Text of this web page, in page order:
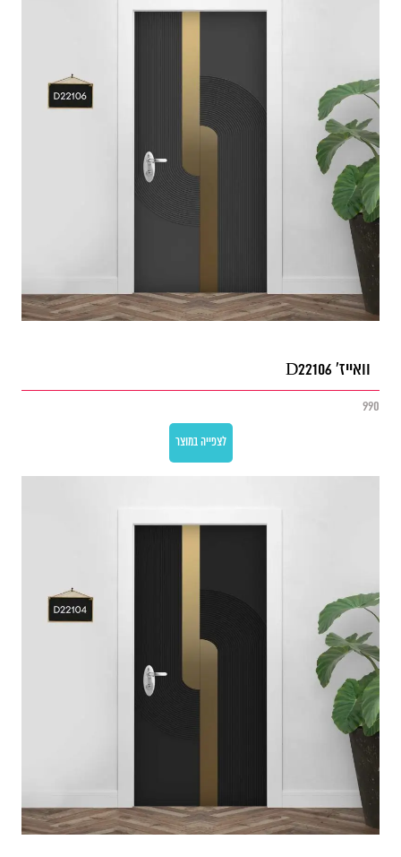
וואייז' D22106
990
לצפייה במוצר